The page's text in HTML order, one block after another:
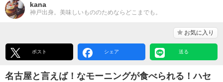
kana
神戸出身。美味しいもののためならどこまでも。
お気に入り
ポスト シェア 送る
名古屋と言えば！なモーニングが食べられる！ハセ